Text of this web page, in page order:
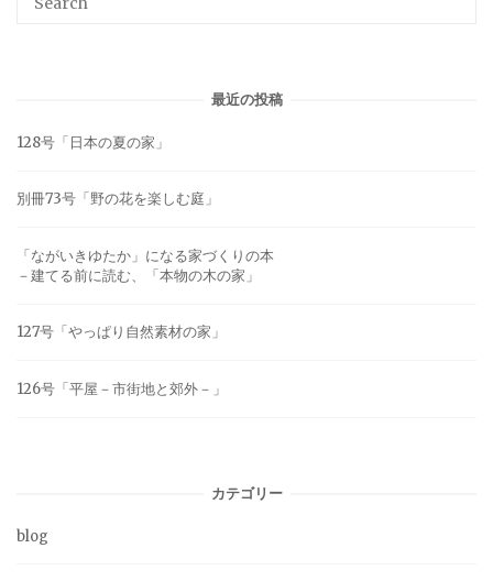
最近の投稿
128号「日本の夏の家」
別冊73号「野の花を楽しむ庭」
「ながいきゆたか」になる家づくりの本
－建てる前に読む、「本物の木の家」
127号「やっぱり自然素材の家」
126号「平屋－市街地と郊外－」
カテゴリー
blog